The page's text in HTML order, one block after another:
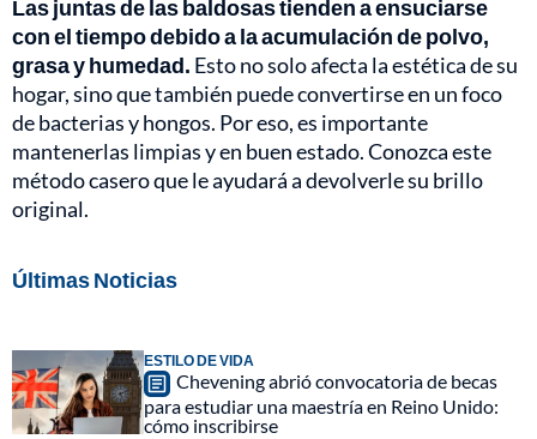
Las juntas de las baldosas tienden a ensuciarse
con el tiempo debido a la acumulación de polvo,
grasa y humedad. Esto no solo afecta la estética de su
hogar, sino que también puede convertirse en un foco
de bacterias y hongos. Por eso, es importante
mantenerlas limpias y en buen estado. Conozca este
método casero que le ayudará a devolverle su brillo
original.
Últimas Noticias
ESTILO DE VIDA
Chevening abrió convocatoria de becas
para estudiar una maestría en Reino Unido:
cómo inscribirse